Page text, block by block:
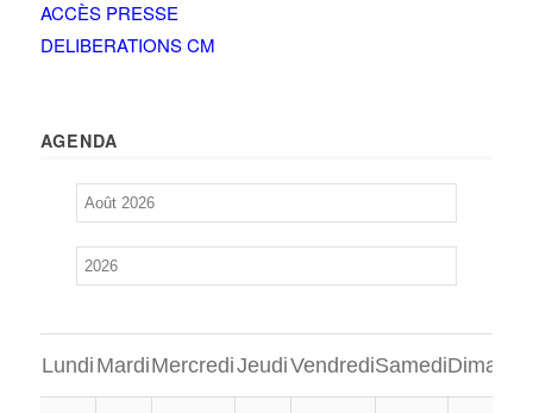
ACCÈS PRESSE
DELIBERATIONS CM
AGENDA
Lundi MardiMercrediJeudiVendrediSamedi